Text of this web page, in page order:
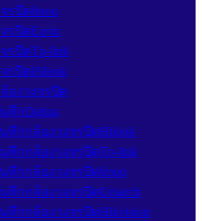
รปิดImou
รปิดEzviz
รปิดTp-link
รปิดHilook
องวงจรปิด
ทึกDahua
ทึกกล้องวงจรปิดHilook
ทึกกล้องวงจรปิดTp-link
ทึกกล้องวงจรปิดImou
ทึกกล้องวงจรปิดUniarch
ทึกกล้องวงจรปิดHikvision